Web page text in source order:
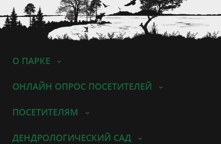
О ПАРКЕ
ОНЛАЙН ОПРОС ПОСЕТИТЕЛЕЙ
ПОСЕТИТЕЛЯМ
ДЕНДРОЛОГИЧЕСКИЙ САД